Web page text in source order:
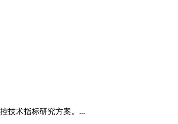
技术指标研究方案。...